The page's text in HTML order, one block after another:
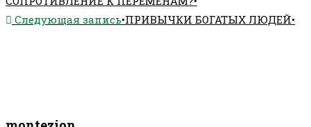
Следующая запись•ПРИВЫЧКИ БОГАТЫХ ЛЮДЕЙ•